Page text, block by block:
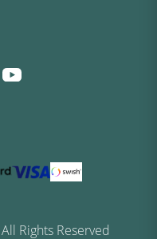
Rights Reserved